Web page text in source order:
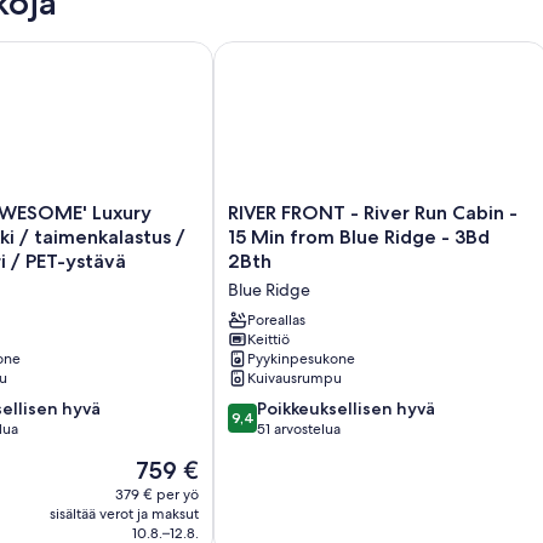
Luxury
/ taimenkalastus /
/ PET-ystävä
hyvä
Hinta
on
759 €
759 €
379 € per yö
sisältää verot ja maksut
10.8.–12.8.
Luxury Creek -mökki / taimenkalastus / kylpytynnyri /
RIVER
FRONT
-
River
Run
Cabin
-
15
Min
from
Blue
RIVER FRONT - River Run Cabin -
15 Min from Blue Ridge - 3Bd
2Bth
Blue Ridge
Poreallas
Keittiö
Pyykinpesukone
Kuivausrumpu
9.4
kautta
9,4 Poikkeuksellisen hyvä
51 arvostelua
RIVER FRONT - River Run Cabin - 15